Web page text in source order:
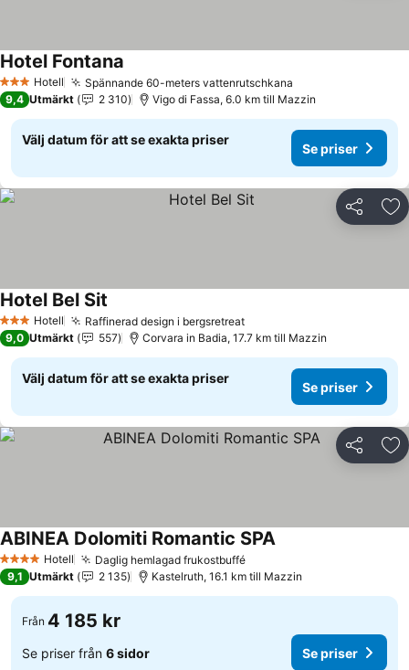
3 StjärnorHotell Spännande 60-meters vattenrutschkana
Hotel Fontana
9,4 Utmärkt 2 310 Vigo di Fassa, 6.0 km till Mazzin
Välj datum för att se exakta priser
Se priser
Dela
3 StjärnorHotell Raffinerad design i bergsretreatSe priser
Hotel Bel Sit
9,0 Utmärkt 557 Corvara in Badia, 17.7 km till Mazzin
Välj datum för att se exakta priser
Se priser
Dela
4 StjärnorHotell Daglig hemlagad frukostbufféSe priser
ABINEA Dolomiti Romantic SPASe priser
9,1 Utmärkt 2 135 Kastelruth, 16.1 km till Mazzin
Från 4 185 kr
Se priser från 6 sidor Se priser